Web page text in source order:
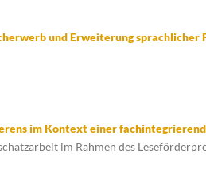
und Erweiterung sprachlicher
im Kontext einer
im Rahmen des